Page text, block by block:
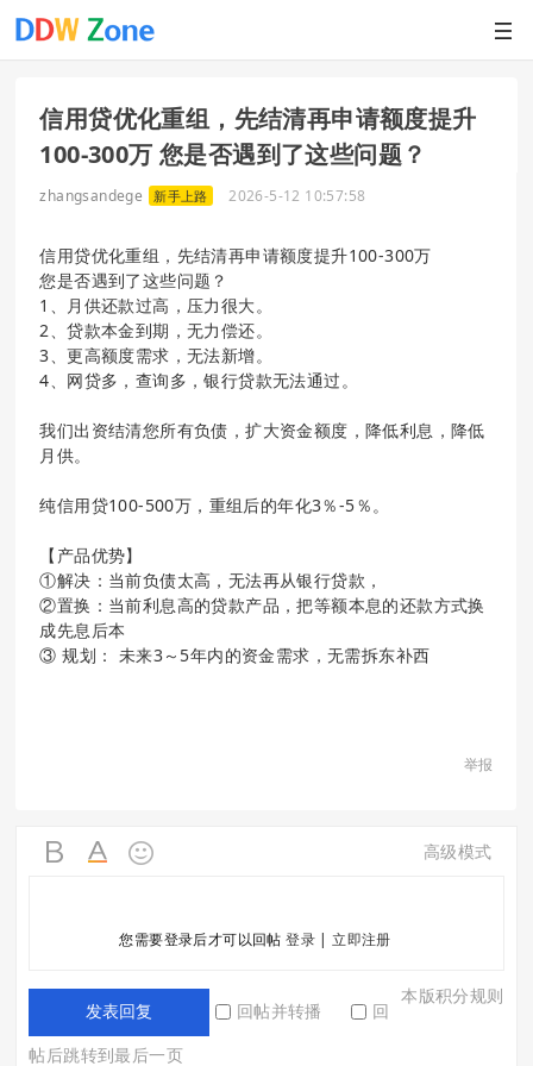
信用贷优化重组，先结清再申请额度提升
100-300万 您是否遇到了这些问题？
zhangsandege 新手上路 2026-5-12 10:57:58
信用贷优化重组，先结清再申请额度提升100-300万
您是否遇到了这些问题？
1、月供还款过高，压力很大。
2、贷款本金到期，无力偿还。
3、更高额度需求，无法新增。
4、网贷多，查询多，银行贷款无法通过。
我们出资结清您所有负债，扩大资金额度，降低利息，降低
月供。
纯信用贷100-500万，重组后的年化3％-5％。
【产品优势】
①解决：当前负债太高，无法再从银行贷款，
②置换：当前利息高的贷款产品，把等额本息的还款方式换
成先息后本
③ 规划： 未来3～5年内的资金需求，无需拆东补西
举报
高级模式
您需要登录后才可以回帖登录|立即注册
本版积分规则
发表回复 回帖并转播
回
帖后跳转到最后一页